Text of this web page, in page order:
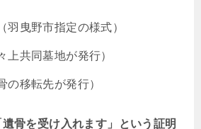
（羽曳野市指定の様式）
上共同墓地が発行）
の移転先が発行）
骨を受け入れます」という証明